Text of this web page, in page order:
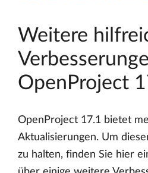
Weitere
OpenProject
OpenProject 17.1 bietet
Aktualisierungen. Um
zu halten, finden Sie hier